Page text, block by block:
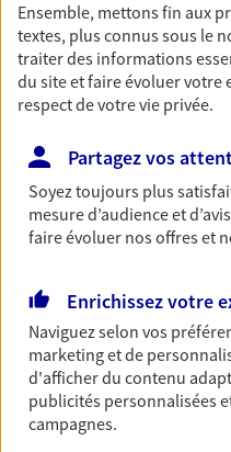
Nos offres
Épargne
Réalisez vos projets
immobilier, études
du monde… Épargnez
simplement, selon
Retraite
Préparez sereinement
votre vie avec les
notre solution PER
spécialement conçue
Ensemble, mettons fin aux
textes, plus connus sous le
traiter des informations
du site et faire évoluer votre
respect de votre vie privée.
Partagez vos
Soyez toujours plus
mesure d’audience et
faire évoluer nos offres et
Enrichissez votre
Naviguez selon vos
marketing et de
d'afficher du contenu
publicités personnalisées
campagnes.